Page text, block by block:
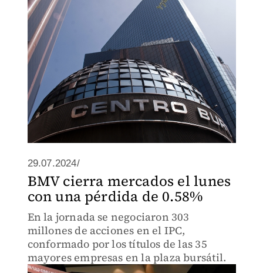
29.07.2024/
BMV cierra mercados el lunes
con una pérdida de 0.58%
En la jornada se negociaron 303
millones de acciones en el IPC,
conformado por los títulos de las 35
mayores empresas en la plaza bursátil.